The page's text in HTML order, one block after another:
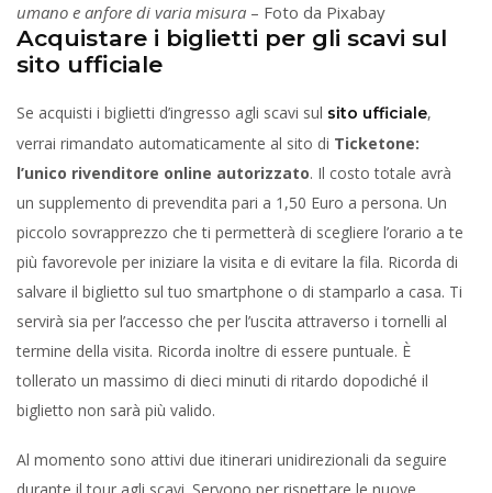
umano e anfore di varia misura – Foto da Pixabay
Acquistare i biglietti per gli scavi sul
sito ufficiale
Se acquisti i biglietti d’ingresso agli scavi sul sito ufficiale,
verrai rimandato automaticamente al sito di Ticketone:
l’unico rivenditore online autorizzato. Il costo totale avrà
un supplemento di prevendita pari a 1,50 Euro a persona. Un
piccolo sovrapprezzo che ti permetterà di scegliere l’orario a te
più favorevole per iniziare la visita e di evitare la fila. Ricorda di
salvare il biglietto sul tuo smartphone o di stamparlo a casa. Ti
servirà sia per l’accesso che per l’uscita attraverso i tornelli al
termine della visita. Ricorda inoltre di essere puntuale. È
tollerato un massimo di dieci minuti di ritardo dopodiché il
biglietto non sarà più valido.
Al momento sono attivi due itinerari unidirezionali da seguire